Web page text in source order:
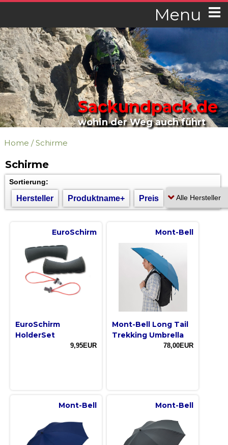
Menu
Sackundpack.de
wohin der Weg auch führt
Home /Schirme
Schirme
Sortierung:
Hersteller Produktname+ Preis
EuroSchirm
EuroSchirm
HolderSet
9,95EUR
Mont-Bell
Mont-Bell Long Tail
Trekking Umbrella
78,00EUR
Mont-Bell Mont-Bell